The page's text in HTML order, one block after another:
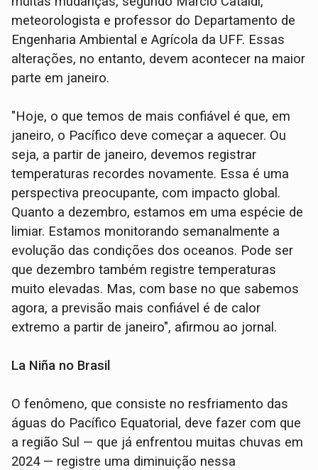
meteorologista e professor do Departamento de
Engenharia Ambiental e Agrícola da UFF. Essas
alterações, no entanto, devem acontecer na maior
parte em janeiro.
"Hoje, o que temos de mais confiável é que, em
janeiro, o Pacífico deve começar a aquecer. Ou
seja, a partir de janeiro, devemos registrar
temperaturas recordes novamente. Essa é uma
perspectiva preocupante, com impacto global.
Quanto a dezembro, estamos em uma espécie de
limiar. Estamos monitorando semanalmente a
evolução das condições dos oceanos. Pode ser
que dezembro também registre temperaturas
muito elevadas. Mas, com base no que sabemos
agora, a previsão mais confiável é de calor
extremo a partir de janeiro", afirmou ao jornal.
La Niña no Brasil
O fenômeno, que consiste no resfriamento das
águas do Pacífico Equatorial, deve fazer com que
a região Sul — que já enfrentou muitas chuvas em
2024 — registre uma diminuição nessa